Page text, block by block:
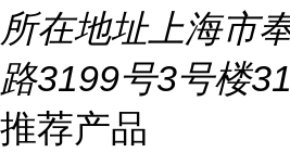
所在地址上海市
路3199号3号楼
推荐产品